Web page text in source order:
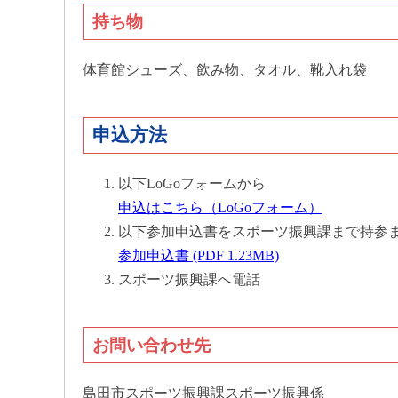
持ち物
体育館シューズ、飲み物、タオル、靴入れ袋
申込方法
以下LoGoフォームから
申込はこちら（LoGoフォーム）
以下参加申込書をスポーツ振興課まで持参
参加申込書 (PDF 1.23MB)
スポーツ振興課へ電話
お問い合わせ先
島田市スポーツ振興課スポーツ振興係